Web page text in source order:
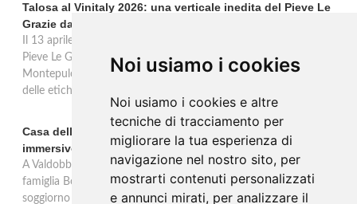
Noi usiamo i cookies
Noi usiamo i cookies e altre
tecniche di tracciamento per
migliorare la tua esperienza di
navigazione nel nostro sito, per
mostrarti contenuti personalizzati
e annunci mirati, per analizzare il
Talosa al Vinitaly 2026: una verticale inedita del Pieve Le
Grazie dal 2016 al 2020
Il 13 aprile 2026 al Vinitaly, Talosa presenta la verticale inedita del
Pieve Le Grazie: cinque annate dal 2016 al 2020 del Nobile di
Montepulciano a 95 punti Vinous, per ripercorrere la genesi di una
delle etichette iconiche di Montepulciano.
Casa dell'Artista: a Valdobbiadene apre il soggiorno
immersivo tra arte e vino di Bortolomiol
A Valdobbiadene, nel cuore delle colline Patrimonio Unesco, la
famiglia Bortolomiol apre al pubblico la Casa dell'Artista: un
soggiorno immersivo tra arte, natura e vino all'interno del Parco